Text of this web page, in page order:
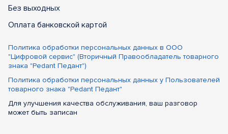
Без выходных
Оплата банковской картой
Политика обработки персональных данных в ООО
"Цифровой сервис" (Вторичный Правообладатель товарного
знака "Pedant Педант")
Политика обработки персональных данных у Пользователей
товарного знака "Pedant Педант"
Для улучшения качества обслуживания, ваш разговор
может быть записан